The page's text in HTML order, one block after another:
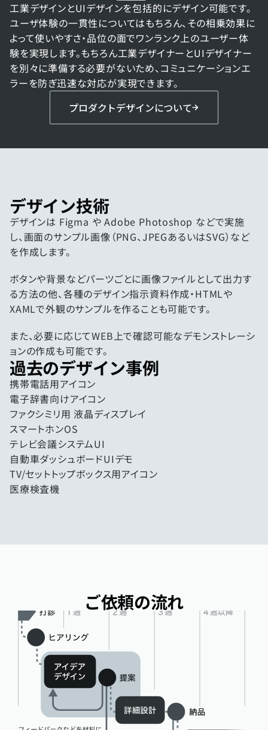
工業デザインとUIデザインを包括的にデザイン可能です。
ユーザ体験の一貫性についてはもちろん、その相乗効果に
よって使いやすさ・品位の面でワンランク上のユーザー体
験を実現します。もちろん工業デザイナーとUIデザイナー
を別々に準備する必要がないため、コミュニケーションエ
ラーを防ぎ迅速な対応が実現できます。
プロダクトデザインについて
デザイン技術
デザインは Figma や Adobe Photoshop などで実施
し、画面のサンプル画像（PNG、JPEGあるいはSVG）など
を作成します。
ボタンや背景などパーツごとに画像ファイルとして出力す
る方法の他、各種のデザイン指示資料作成・HTMLや
XAMLで外観のサンプルを作ることも可能です。
また、必要に応じてWEB上で確認可能なデモンストレーシ
ョンの作成も可能です。
過去のデザイン事例
携帯電話用アイコン
電子辞書向けアイコン
ファクシミリ用 液晶ディスプレイ
スマートホンOS
テレビ会議システムUI
自動車ダッシュボードUIデモ
TV/セットトップボックス用アイコン
医療検査機
ご依頼の流れ